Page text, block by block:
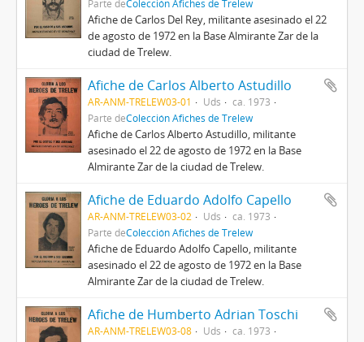
Parte deColección Afiches de Trelew
Afiche de Carlos Del Rey, militante asesinado el 22
de agosto de 1972 en la Base Almirante Zar de la
ciudad de Trelew.
Afiche de Carlos Alberto Astudillo
AR-ANM-TRELEW03-01 Uds
ca. 1973
Parte deColección Afiches de Trelew
Afiche de Carlos Alberto Astudillo, militante
asesinado el 22 de agosto de 1972 en la Base
Almirante Zar de la ciudad de Trelew.
Afiche de Eduardo Adolfo Capello
AR-ANM-TRELEW03-02 Uds
ca. 1973
Parte deColección Afiches de Trelew
Afiche de Eduardo Adolfo Capello, militante
asesinado el 22 de agosto de 1972 en la Base
Almirante Zar de la ciudad de Trelew.
Afiche de Humberto Adrian Toschi
AR-ANM-TRELEW03-08 Uds
ca. 1973